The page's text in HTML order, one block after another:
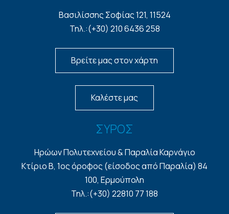
Βασιλίσσης Σοφίας 121, 11524
Τηλ.:(+30) 210 6436 258
Βρείτε μας στον χάρτη
Καλέστε μας
ΣΥΡΟΣ
Ηρώων Πολυτεχνείου & Παραλία Καρνάγιο
Κτίριο Β, 1ος όροφος (είσοδος από Παραλία) 84
100, Ερμούπολη
Τηλ.:(+30) 22810 77 188